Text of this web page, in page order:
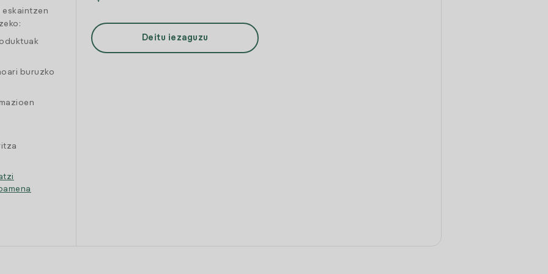
buruzko
Deitu iezaguzu